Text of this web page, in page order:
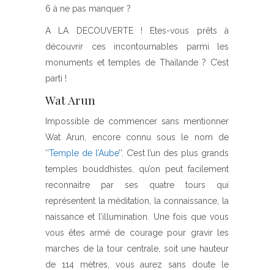
6 à ne pas manquer ?
A LA DECOUVERTE ! Etes-vous prêts à
découvrir ces incontournables parmi les
monuments et temples de Thaïlande ? C’est
parti !
Wat Arun
Impossible de commencer sans mentionner
Wat Arun, encore connu sous le nom de
‘’Temple de l’Aube’’. C’est l’un des plus grands
temples bouddhistes, qu’on peut facilement
reconnaitre par ses quatre tours qui
représentent la méditation, la connaissance, la
naissance et l’illumination. Une fois que vous
vous êtes armé de courage pour gravir les
marches de la tour centrale, soit une hauteur
de 114 mètres, vous aurez sans doute le